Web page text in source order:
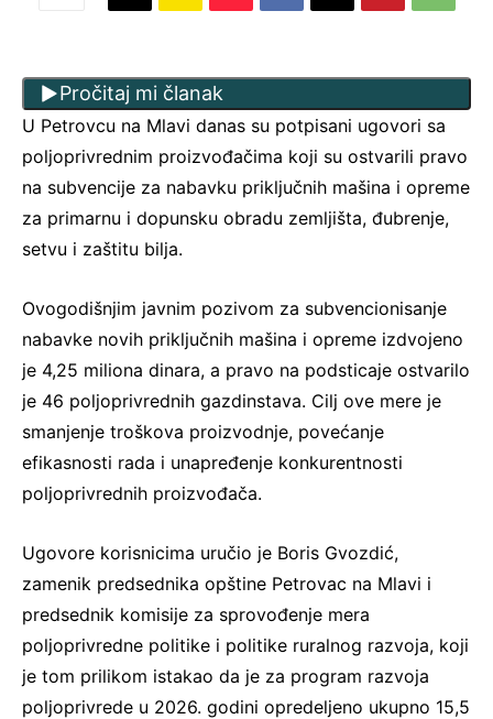
Pročitaj mi članak
U Petrovcu na Mlavi danas su potpisani ugovori sa
poljoprivrednim proizvođačima koji su ostvarili pravo
na subvencije za nabavku priključnih mašina i opreme
za primarnu i dopunsku obradu zemljišta, đubrenje,
setvu i zaštitu bilja.
Ovogodišnjim javnim pozivom za subvencionisanje
nabavke novih priključnih mašina i opreme izdvojeno
je 4,25 miliona dinara, a pravo na podsticaje ostvarilo
je 46 poljoprivrednih gazdinstava. Cilj ove mere je
smanjenje troškova proizvodnje, povećanje
efikasnosti rada i unapređenje konkurentnosti
poljoprivrednih proizvođača.
Ugovore korisnicima uručio je Boris Gvozdić,
zamenik predsednika opštine Petrovac na Mlavi i
predsednik komisije za sprovođenje mera
poljoprivredne politike i politike ruralnog razvoja, koji
je tom prilikom istakao da je za program razvoja
poljoprivrede u 2026. godini opredeljeno ukupno 15,5